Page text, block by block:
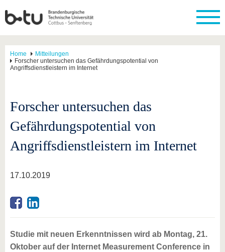
Home
Mitteilungen
Forscher untersuchen das Gefährdungspotential von
Angriffsdienstleistern im Internet
Forscher untersuchen das
Gefährdungspotential von
Angriffsdienstleistern im Internet
17.10.2019
Studie mit neuen Erkenntnissen wird ab Montag, 21.
Oktober auf der Internet Measurement Conference in